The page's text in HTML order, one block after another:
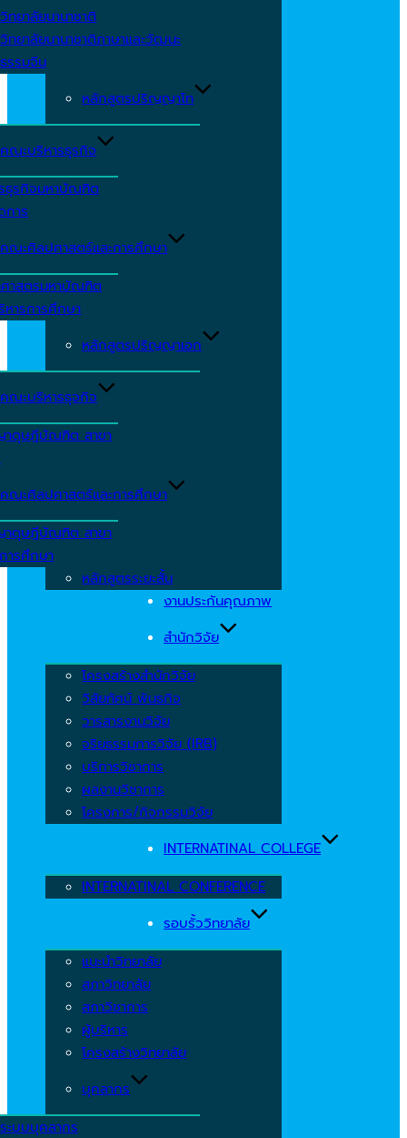
วิทยาลัยนานาชาติ
วิทยาลัยนานาชาติภาษาและวัฒนะ
ธรรมจีน
หลักสูตรปริญญาโท
คณะบริหารธุรกิจ
ธุรกิจมหาบัณฑิต
การ
คณะศิลปศาสตร์และการศึกษา
าสตรมหาบัณฑิต
หารการศึกษา
หลักสูตรปริญญาเอก
คณะบริหารธุจกิจ
ดุษฎีบัณฑิต สาขา
คณะศิลปศาสตร์และการศึกษา
ดุษฎีบัณฑิต สาขา
ารศึกษา
หลักสูตรระยะสั้น
งานประกันคุณภาพ
สำนักวิจัย
โครงสร้างสำนักวิจัย
วิสัยทัศน์ พันธกิจ
วารสารงานวิจัย
จริยธรรมการวิจัย (IRB)
บริการวิชาการ
ผลงานวิชาการ
โครงการ/กิจกรรมวิจัย
INTERNATINAL COLLEGE
INTERNATINAL CONFERENCE
รอบรั้ววิทยาลัย
แนะนำวิทยาลัย
สภาวิทยาลัย
สภาวิชาการ
ผู้บริหาร
โครงสร้างวิทยาลัย
บุคลากร
ระบบบุคลากร